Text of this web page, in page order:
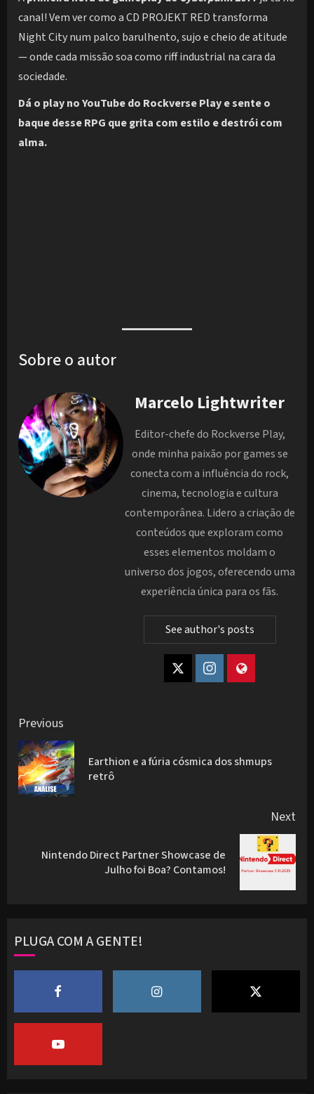
canal! Vem ver como a CD PROJEKT RED transforma
Night City num palco barulhento, sujo e cheio de atitude
— onde cada missão soa como riff industrial na cara da
sociedade.
Dá o play no YouTube do Rockverse Play e sente o
baque desse RPG que grita com estilo e destrói com
alma.
Sobre o autor
Marcelo Lightwriter
Editor-chefe do Rockverse Play,
onde minha paixão por games se
conecta com a influência do rock,
cinema, tecnologia e cultura
contemporânea. Lidero a criação de
conteúdos que exploram como
esses elementos moldam o
universo dos jogos, oferecendo uma
experiência única para os fãs.
See author's posts
Post
navigation
Previous
Earthion e a fúria cósmica dos shmups
retrô
Next
NextNintendo Direct Partner Showcase de
Julho foi Boa? Contamos!
PLUGA COM A GENTE!